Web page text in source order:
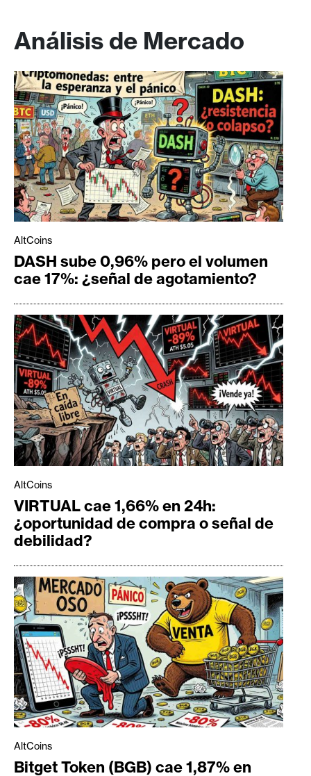
Análisis de Mercado
AltCoins
DASH sube 0,96% pero el volumen
cae 17%: ¿señal de agotamiento?
AltCoins
VIRTUAL cae 1,66% en 24h:
¿oportunidad de compra o señal de
debilidad?
AltCoins
Bitget Token (BGB) cae 1,87% en